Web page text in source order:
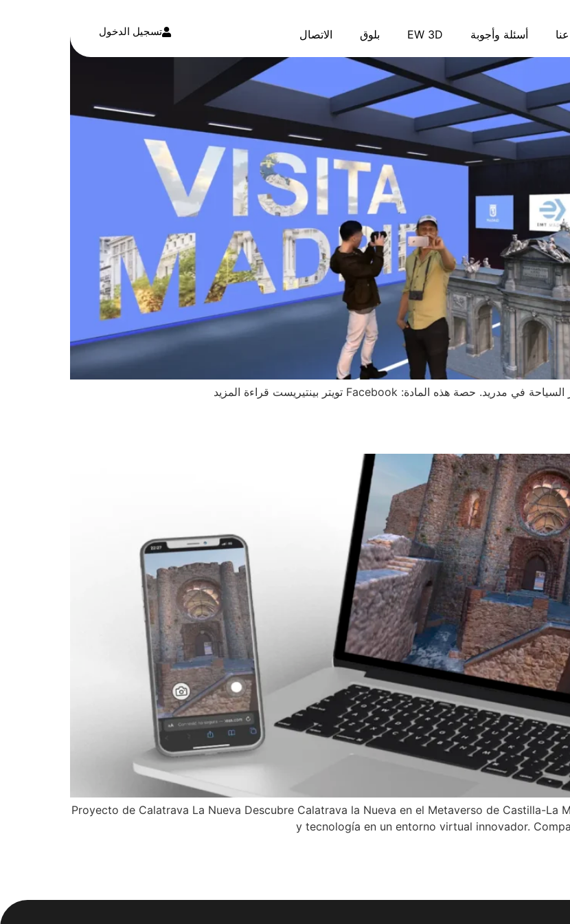
عنا أسئلة وأجوبة EW 3D بلوق الاتصال تسجيل الدخول
Proyecto de Calatrava La Nueva Descubre Calatrava la Nueva en el Metaverso de Castilla-La
y tecnología en un entorno virtual innovador.